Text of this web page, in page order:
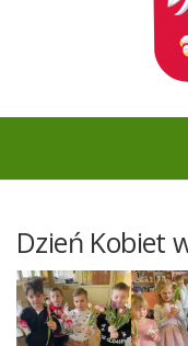
Dzień Kobiet